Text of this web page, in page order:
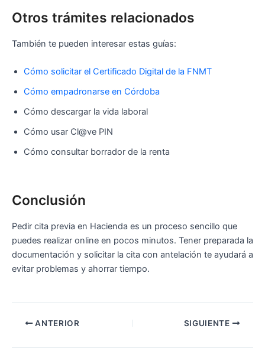
Otros trámites relacionados
También te pueden interesar estas guías:
Cómo solicitar el Certificado Digital de la FNMT
Cómo empadronarse en Córdoba
Cómo descargar la vida laboral
Cómo usar Cl@ve PIN
Cómo consultar borrador de la renta
Conclusión
Pedir cita previa en Hacienda es un proceso sencillo que
puedes realizar online en pocos minutos. Tener preparada la
documentación y solicitar la cita con antelación te ayudará a
evitar problemas y ahorrar tiempo.
ANTERIOR SIGUIENTE